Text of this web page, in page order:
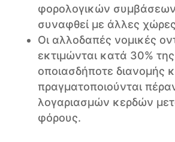
φορολογικών
συναφθεί με άλλες
Οι αλλοδαπές νομικές
εκτιμώνται κατά 30% της
οποιασδήποτε διανομής
πραγματοποιούνται
λογαριασμών κερδών
φόρους.